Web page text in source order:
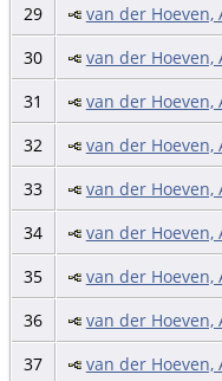
29
van der Hoeven,
30
van der Hoeven,
31
van der
32
van der Hoeven,
33
van der Hoeven,
34
van der Hoeven,
35
van der
36
van der Hoeven,
37
van der Hoeven,